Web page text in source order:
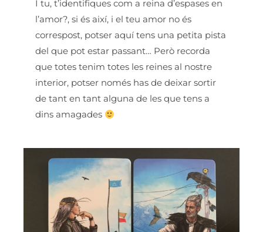
I tu, t’identifiques com a reina d’espases en
l’amor?, si és així, i el teu amor no és
correspost, potser aquí tens una petita pista
del que pot estar passant… Però recorda
que totes tenim totes les reines al nostre
interior, potser només has de deixar sortir
de tant en tant alguna de les que tens a
dins amagades